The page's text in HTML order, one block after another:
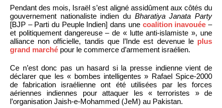
Pendant des mois, Israël s’est aligné assidûment aux côtés du
gouvernement nationaliste indien du Bharatiya Janata Party
[BJP – Parti du Peuple Indien] dans une coalition inavouée –
et politiquement dangereuse – de « lutte anti-islamiste », une
alliance non officielle, tandis que l’Inde est devenue le plus
grand marché pour le commerce d’armement israélien.
Ce n’est donc pas un hasard si la presse indienne vient de
déclarer que les « bombes intelligentes » Rafael Spice-2000
de fabrication israélienne ont été utilisées par les forces
aériennes indiennes pour attaquer les « terroristes » de
l’organisation Jaish-e-Mohammed (JeM) au Pakistan.